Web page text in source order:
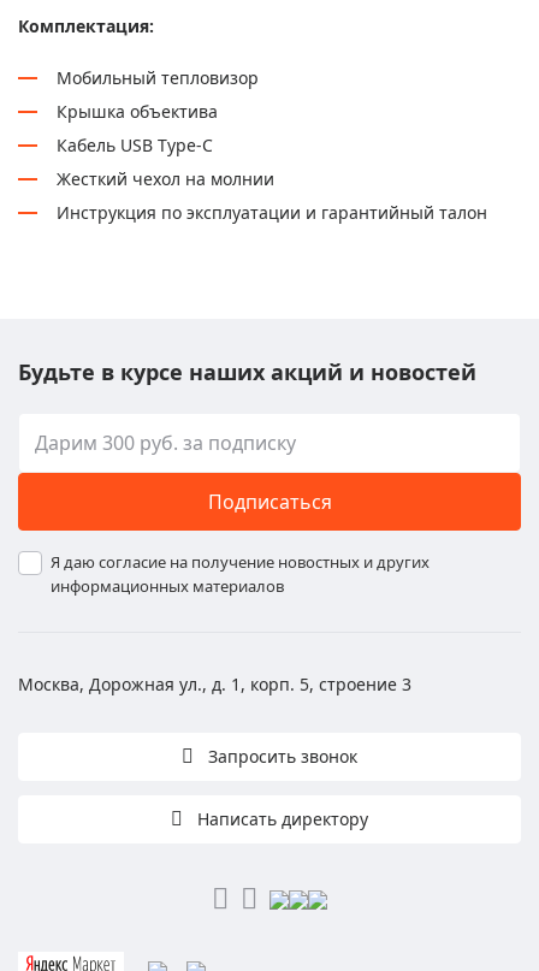
Комплектация:
Мобильный тепловизор
Крышка объектива
Кабель USB Type-C
Жесткий чехол на молнии
Инструкция по эксплуатации и гарантийный талон
Будьте в курсе наших акций и новостей
Подписаться
Я даю согласие на получение новостных и других
информационных материалов
Москва, Дорожная ул., д. 1, корп. 5, строение 3
Запросить звонок
Написать директору